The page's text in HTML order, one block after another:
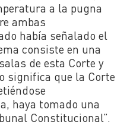
a la pugna
ambas
había señalado el
consiste en una
de esta Corte y
significa que la Corte
haya tomado una
Constitucional”.